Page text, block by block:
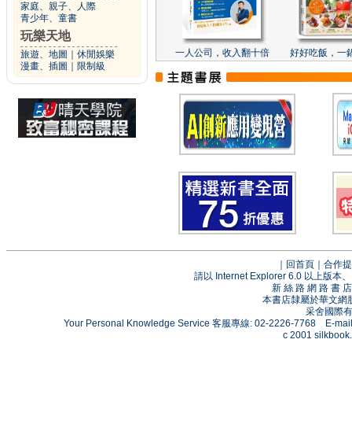
家庭、親子、人際
青少年、童書
玩樂天地
旅遊、地圖
休閒娛樂
漫畫、插圖
限制級
一人公司，收入翻十倍 好好吃飯，一
回首頁
合作
請以 Internet Explorer 6.0 以上版本
新 絲 路 網 路 書
本書店隸屬於華文網
采舍國際
Your Personal Knowledge Service 客服專線: 02-2226-7768 E-
c 2001